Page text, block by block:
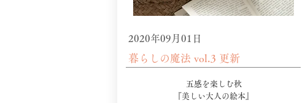
2020年09月01日
暮らしの魔法 vol.3 更新
五感を楽しむ秋
『美しい大人の絵本』